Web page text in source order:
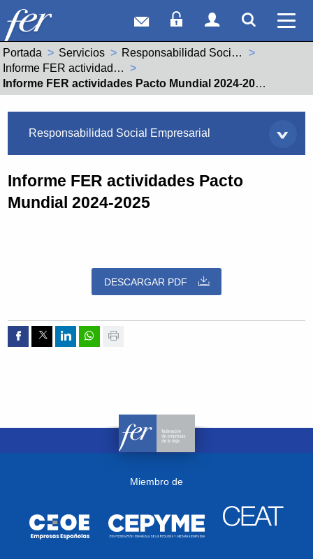
Correo webAcceso Socios
Acceso
Portada Servicios
Responsabilidad Social Empresarial
Informe FER actividades Pacto Mundial
Actual:
Informe FER actividades Pacto Mundial 2024-2025
Responsabilidad Social Empresarial
Informe FER actividades Pacto
Mundial 2024-2025
DESCARGAR PDF
Compartir por Facebook
Compartir por Twitter
Compartir por Linkedin
Compartir por whatsapp
Imprimir
Miembro de